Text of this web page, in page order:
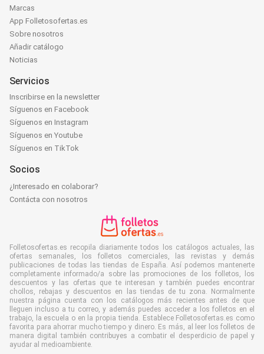
Marcas
App Folletosofertas.es
Sobre nosotros
Añadir catálogo
Noticias
Servicios
Inscribirse en la newsletter
Síguenos en Facebook
Síguenos en Instagram
Síguenos en Youtube
Síguenos en TikTok
Socios
¿Interesado en colaborar?
Contácta con nosotros
Folletosofertas.es recopila diariamente todos los catálogos actuales, las
ofertas semanales, los folletos comerciales, las revistas y demás
publicaciones de todas las tiendas de España. Así podemos mantenerte
completamente informado/a sobre las promociones de los folletos, los
descuentos y las ofertas que te interesan y también puedes encontrar
chollos, rebajas y descuentos en las tiendas de tu zona. Normalmente
nuestra página cuenta con los catálogos más recientes antes de que
lleguen incluso a tu correo, y además puedes acceder a los folletos en el
trabajo, la escuela o en la propia tienda. Establece Folletosofertas.es como
favorita para ahorrar mucho tiempo y dinero. Es más, al leer los folletos de
manera digital también contribuyes a combatir el desperdicio de papel y
ayudar al medioambiente.